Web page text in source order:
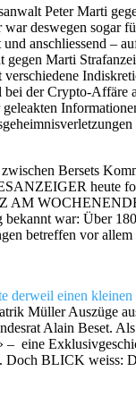
Peter Marti
deswegen
anschliessend –
Marti
der Crypto-
Bersets
heute
war: Über
betreffen vor
einen kleinen
Müller Auszüge
Alain Beset.
– eine
Doch BLICK weiss: